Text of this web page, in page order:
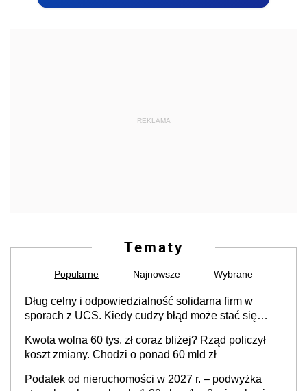
REKLAMA
Tematy
Popularne Najnowsze Wybrane
Dług celny i odpowiedzialność solidarna firm w
sporach z UCS. Kiedy cudzy błąd może stać się
Kwota wolna 60 tys. zł coraz bliżej? Rząd policzył
koszt zmiany. Chodzi o ponad 60 mld zł
Podatek od nieruchomości w 2027 r. – podwyżka